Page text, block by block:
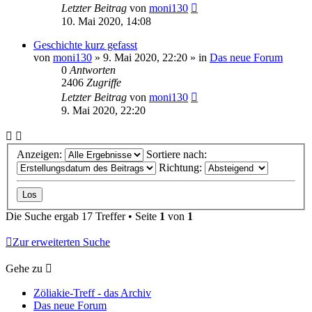
Letzter Beitrag von moni130
10. Mai 2020, 14:08
Geschichte kurz gefasst
von moni130 » 9. Mai 2020, 22:20 » in Das neue Forum
0 Antworten
2406 Zugriffe
Letzter Beitrag von moni130
9. Mai 2020, 22:20
Anzeigen:
Sortiere nach:
Richtung:
Die Suche ergab 17 Treffer • Seite 1 von 1
Zur erweiterten Suche
Gehe zu
Zöliakie-Treff - das Archiv
Das neue Forum